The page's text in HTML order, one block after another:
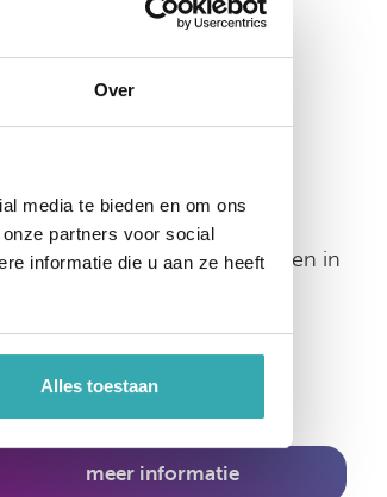
Over
media te bieden en om ons
partners voor social
informatie die u aan ze heeft
Alles toestaan
EMINENT 24" P PAY
met Full HD touchscreen in
meer informatie